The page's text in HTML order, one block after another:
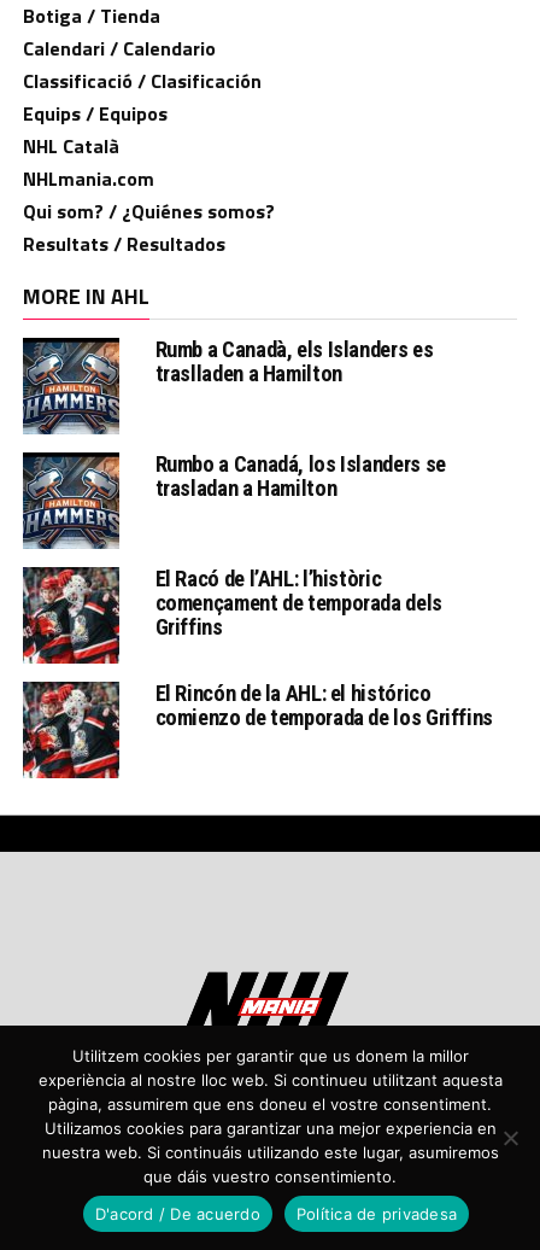
Botiga / Tienda
Calendari / Calendario
Classificació / Clasificación
Equips / Equipos
NHL Català
NHLmania.com
Qui som? / ¿Quiénes somos?
Resultats / Resultados
MORE IN AHL
Rumb a Canadà, els Islanders es
traslladen a Hamilton
Rumbo a Canadá, los Islanders se
trasladan a Hamilton
El Racó de l’AHL: l’històric
començament de temporada dels
Griffins
El Rincón de la AHL: el histórico
comienzo de temporada de los Griffins
Utilitzem cookies per garantir que us donem la millor
experiència al nostre lloc web. Si continueu utilitzant aquesta
pàgina, assumirem que ens doneu el vostre consentiment.
Utilizamos cookies para garantizar una mejor experiencia en
nuestra web. Si continuáis utilizando este lugar, asumiremos
que dáis vuestro consentimiento.
D'acord / De acuerdo
Política de privadesa